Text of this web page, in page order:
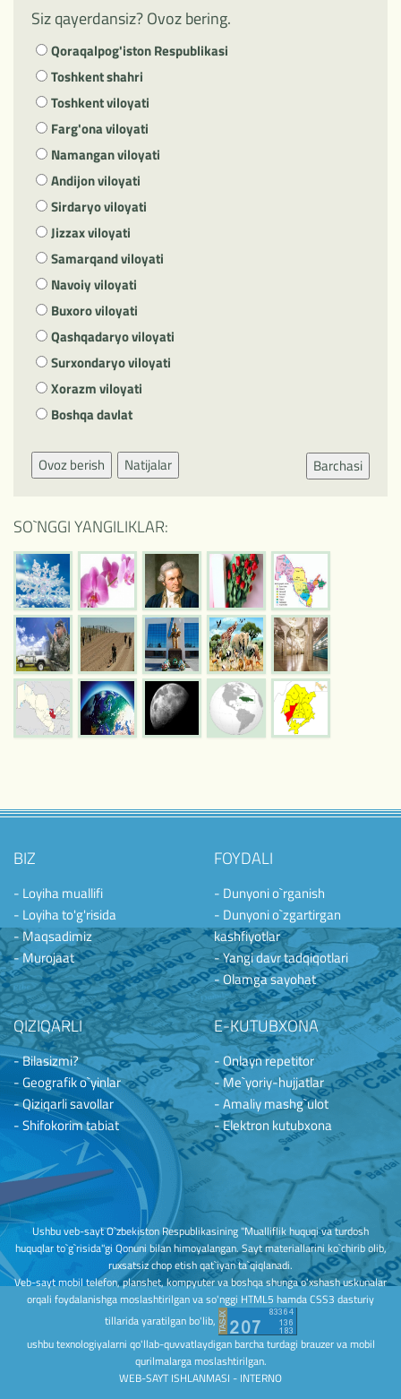
Siz qayerdansiz? Ovoz bering.
Qoraqalpog'iston Respublikasi
Toshkent shahri
Toshkent viloyati
Farg'ona viloyati
Namangan viloyati
Andijon viloyati
Sirdaryo viloyati
Jizzax viloyati
Samarqand viloyati
Navoiy viloyati
Buxoro viloyati
Qashqadaryo viloyati
Surxondaryo viloyati
Xorazm viloyati
Boshqa davlat
Ovoz berish Natijalar Barchasi
SO`NGGI YANGILIKLAR:
BIZ
- Loyiha muallifi
- Loyiha to'g'risida
- Maqsadimiz
- Murojaat
FOYDALI
- Dunyoni o`rganish
- Dunyoni o`zgartirgan
kashfiyotlar
- Yangi davr tadqiqotlari
- Olamga sayohat
QIZIQARLI
- Bilasizmi?
- Geografik o`yinlar
- Qiziqarli savollar
- Shifokorim tabiat
E-KUTUBXONA
- Onlayn repetitor
- Me`yoriy-hujjatlar
- Amaliy mashg`ulot
- Elektron kutubxona
Ushbu veb-sayt O`zbekiston Respublikasining "Mualliflik huquqi va turdosh
huquqlar to`g`risida"gi Qonuni bilan himoyalangan. Sayt materiallarini ko`chirib olib,
ruxsatsiz chop etish qat`iyan ta`qiqlanadi.
Veb-sayt mobil telefon, planshet, kompyuter va boshqa shunga o'xshash uskunalar
orqali foydalanishga moslashtirilgan va so'nggi HTML5 hamda CSS3 dasturiy
tillarida yaratilgan bo'lib,
ushbu texnologiyalarni qo'llab-quvvatlaydigan barcha turdagi brauzer va mobil
qurilmalarga moslashtirilgan.
WEB-SAYT ISHLANMASI - INTERNO